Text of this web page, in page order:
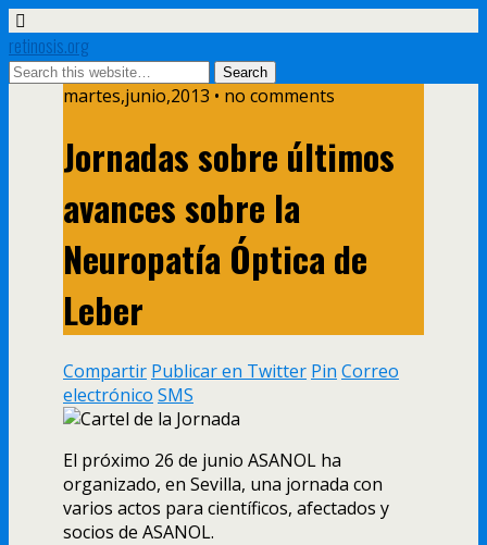
retinosis.org
martes,junio,2013 • no comments
Jornadas sobre últimos
avances sobre la
Neuropatía Óptica de
Leber
Compartir Publicar en Twitter Pin Correo
electrónico SMS
El próximo 26 de junio ASANOL ha
organizado, en Sevilla, una jornada con
varios actos para científicos, afectados y
socios de ASANOL.